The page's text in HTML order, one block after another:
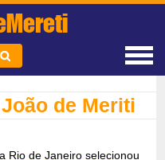
de Meriti
Rio de Janeiro selecionou